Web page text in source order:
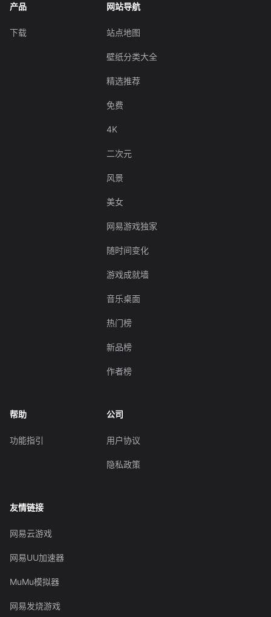
产品
下载
网站导航
站点地图
壁纸分类大全
精选推荐
免费
4K
二次元
风景
美女
网易游戏独家
随时间变化
游戏成就墙
音乐桌面
热门榜
新品榜
作者榜
帮助
功能指引
公司
用户协议
隐私政策
友情链接
网易云游戏
网易UU加速器
MuMu模拟器
网易发烧游戏